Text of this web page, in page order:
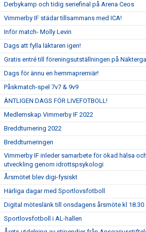
Derbykamp och tidig seriefinal på Arena Ceos
Vimmerby IF städar tillsammans med ICA!
Inför match- Molly Levin
Dags att fylla läktaren igen!
Gratis entré till föreningsutställningen på
Dags för ännu en hemmapremiär!
Påskmatch-spel 7v7 & 9v9
ÄNTLIGEN DAGS FÖR LIVEFOTBOLL!
Medlemskap Vimmerby IF 2022
Breddturnering 2022
Breddturneringen
Vimmerby IF inleder samarbete för ökad hälsa och
utveckling genom idrottspsykologi
Årsmötet blev digi-fysiskt
Härliga dagar med Sportlovsfotboll
Digital möteslänk till onsdagens årsmöte kl 18.30
Sportlovsfotboll i AL-hallen